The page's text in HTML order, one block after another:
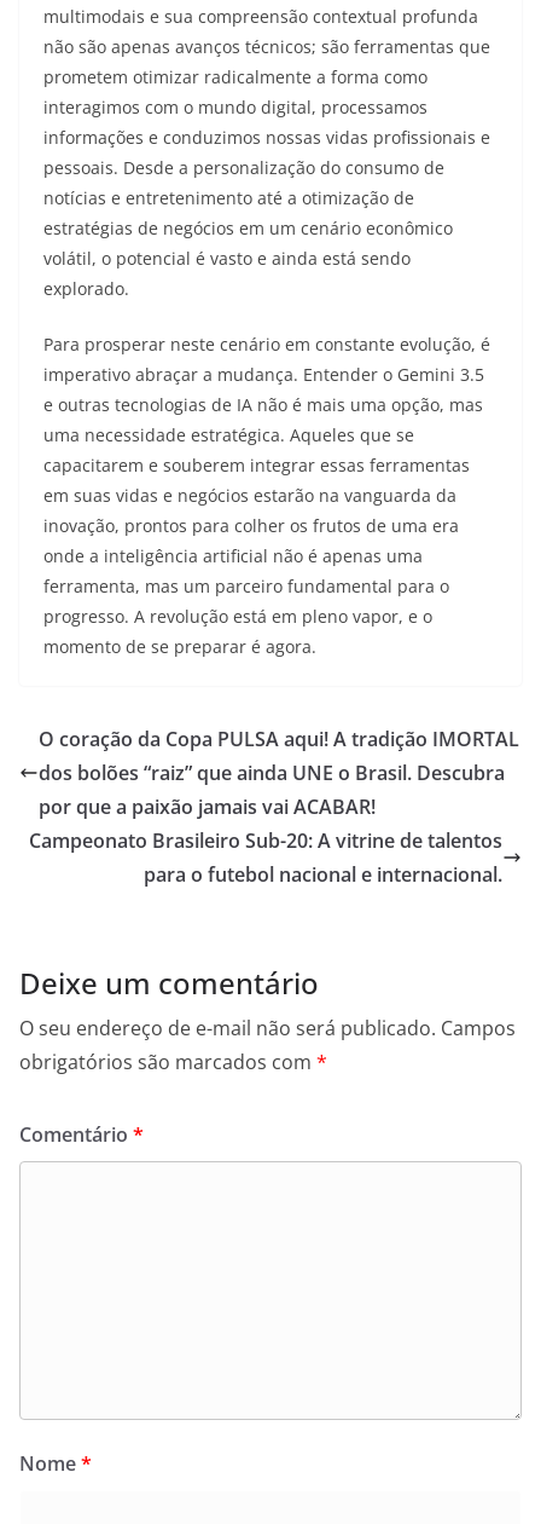
multimodais e sua compreensão contextual profunda
não são apenas avanços técnicos; são ferramentas que
prometem otimizar radicalmente a forma como
interagimos com o mundo digital, processamos
informações e conduzimos nossas vidas profissionais e
pessoais. Desde a personalização do consumo de
notícias e entretenimento até a otimização de
estratégias de negócios em um cenário econômico
volátil, o potencial é vasto e ainda está sendo
explorado.
Para prosperar neste cenário em constante evolução, é
imperativo abraçar a mudança. Entender o Gemini 3.5
e outras tecnologias de IA não é mais uma opção, mas
uma necessidade estratégica. Aqueles que se
capacitarem e souberem integrar essas ferramentas
em suas vidas e negócios estarão na vanguarda da
inovação, prontos para colher os frutos de uma era
onde a inteligência artificial não é apenas uma
ferramenta, mas um parceiro fundamental para o
progresso. A revolução está em pleno vapor, e o
momento de se preparar é agora.
O coração da Copa PULSA aqui! A tradição IMORTAL
dos bolões “raiz” que ainda UNE o Brasil. Descubra
por que a paixão jamais vai ACABAR!
Campeonato Brasileiro Sub-20: A vitrine de talentos
para o futebol nacional e internacional.
Deixe um comentário
O seu endereço de e-mail não será publicado. Campos
obrigatórios são marcados com *
Comentário *
Nome*